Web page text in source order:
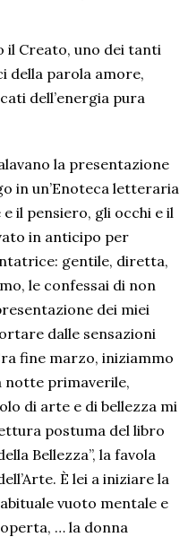
il Creato, uno dei tanti
della parola amore,
dell’energia pura
la presentazione
in un’Enoteca letteraria
il pensiero, gli occhi e il
in anticipo per
gentile, diretta,
le confessai di non
dei miei
dalle sensazioni
fine marzo, iniziammo
notte primaverile,
di arte e di bellezza mi
postuma del libro
Bellezza”, la favola
È lei a iniziare la
vuoto mentale e
… la donna